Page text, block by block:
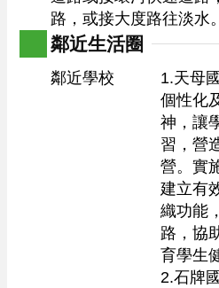
路，或接大度路往淡水
鄰近生活圈
鄰近學校
1.天母
個性化
神，讓
習，營
營。實
建立有
織功能
路，協
育學生
2.石牌